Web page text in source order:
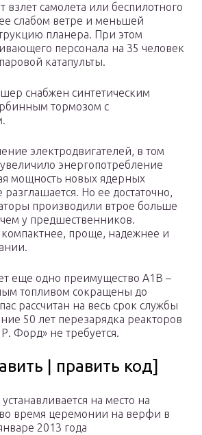
взлет самолета или беспилотного
слабом ветре и меньшей
планера. При этом
персонала на 35 человек
катапульты.
снабжен синтетическим
тормозом с
электродвигателей, в том
энергопотребление
мощность новых ядерных
Но ее достаточно,
производили втрое больше
у предшественников.
компактнее, проще, надежнее и
еще одно преимущество A1B –
топливом сокращены до
рассчитан на весь срок службы
50 лет перезарядка реакторов
Форд» не требуется.
| править код]
на место на
время церемонии на верфи в
2013 года